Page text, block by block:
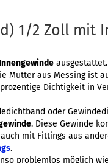
1/2 Zoll mit
Mutter aus Messing ist
Dichtigkeit in
oder
. Diese Gewinde
auch mit Fittings aus
.
problemlos möglich